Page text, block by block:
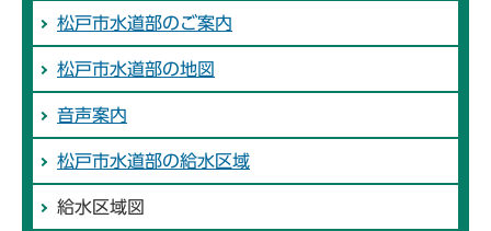
松戸市水道部のご案内
松戸市水道部の地図
音声案内
松戸市水道部の給水区域
給水区域図